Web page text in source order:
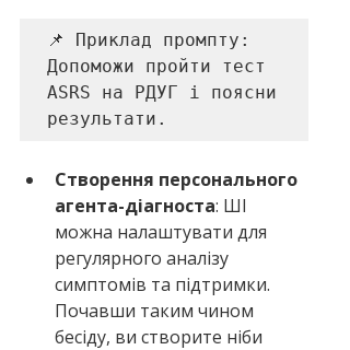
📌 Приклад промпту:
Допоможи пройти тест
ASRS на РДУГ і поясни
результати.
Створення персонального
агента-діагноста: ШІ
можна налаштувати для
регулярного аналізу
симптомів та підтримки.
Почавши таким чином
бесіду, ви створите ніби